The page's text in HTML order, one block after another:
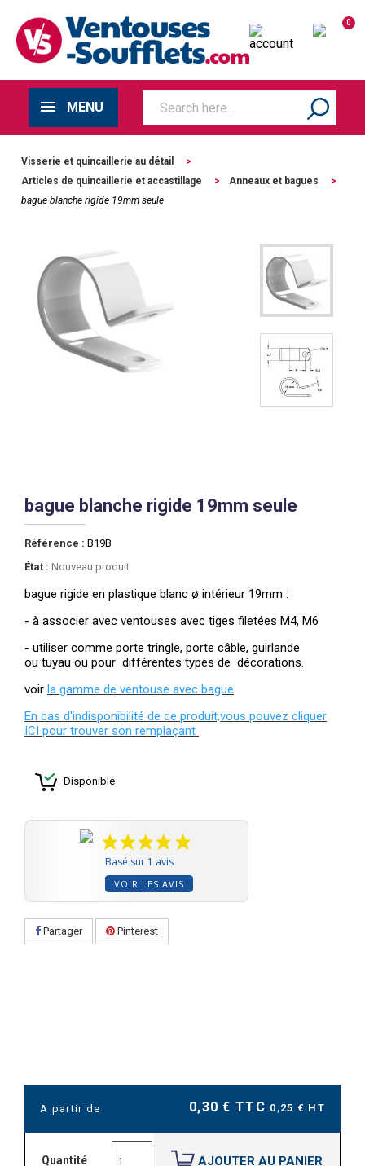
0
MENU
Visserie et quincaillerie au détail
>
Articles de quincaillerie et accastillage
> Anneaux et bagues
>
bague blanche rigide 19mm seule
bague blanche rigide 19mm seule
Référence : B19B
État : Nouveau produit
bague rigide en plastique blanc ø intérieur 19mm :
- à associer avec ventouses avec tiges filetées M4, M6
- utiliser comme porte tringle, porte câble, guirlande
ou tuyau ou pour différentes types de décorations.
voir la gamme de ventouse avec bague
En cas d'indisponibilité de ce produit,vous pouvez cliquer
ICI pour trouver son remplaçant
Disponible
Basé sur 1 avis
VOIR LES AVIS
Partager Pinterest
A partir de 0,30 € TTC 0,25 € HT
Quantité AJOUTER AU PANIER